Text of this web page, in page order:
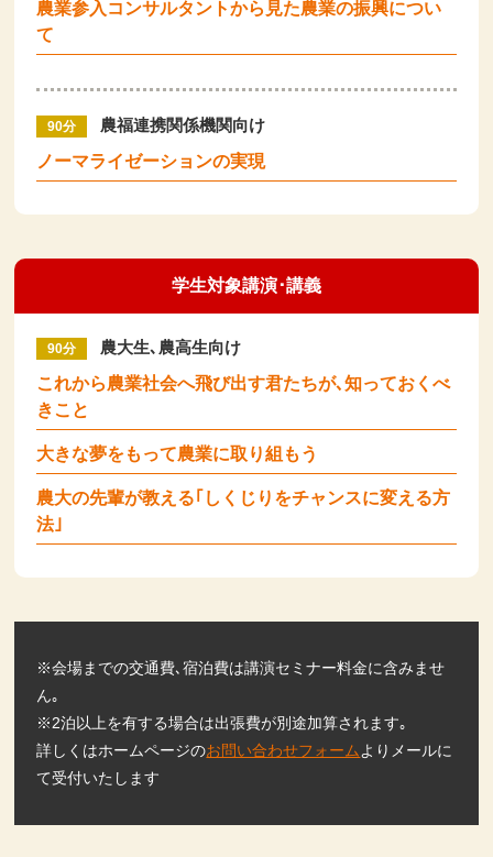
農業参入コンサルタントから見た農業の振興につい
て
90分
農福連携関係機関向け
ノーマライゼーションの実現
学生対象講演･講義
90分
農大生､農高生向け
これから農業社会へ飛び出す君たちが､知っておくべ
きこと
大きな夢をもって農業に取り組もう
農大の先輩が教える｢しくじりをチャンスに変える方
法｣
※会場までの交通費､宿泊費は講演セミナー料金に含みませ
ん｡
※2泊以上を有する場合は出張費が別途加算されます｡
詳しくはホームページのお問い合わせフォーム よりメールに
て受付いたします